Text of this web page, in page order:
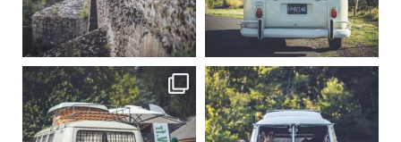
Sep 15
219
3
Sep 12
216
3
becombi becombi